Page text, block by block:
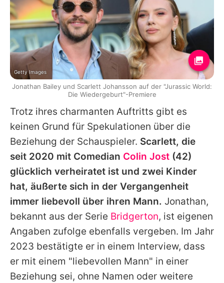
Trotz ihres charmanten Auftritts gibt es
keinen Grund für Spekulationen über die
Beziehung der Schauspieler. Scarlett, die
seit 2020 mit Comedian Colin Jost (42)
glücklich verheiratet ist und zwei Kinder
hat, äußerte sich in der Vergangenheit
immer liebevoll über ihren Mann. Jonathan,
bekannt aus der Serie Bridgerton, ist eigenen
Angaben zufolge ebenfalls vergeben. Im Jahr
2023 bestätigte er in einem Interview, dass
er mit einem "liebevollen Mann" in einer
Beziehung sei, ohne Namen oder weitere
Getty Images
Jonathan Bailey und Scarlett Johansson auf der "Jurassic World:
Die Wiedergeburt"-Premiere